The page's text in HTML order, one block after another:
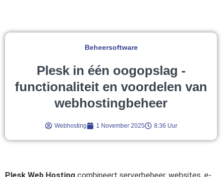
Beheersoftware
Plesk in één oogopslag -
functionaliteit en voordelen van
webhostingbeheer
Webhosting 1 November 2025 8:36 Uur
Plesk Web Hosting combineert serverbeheer, websites, e-